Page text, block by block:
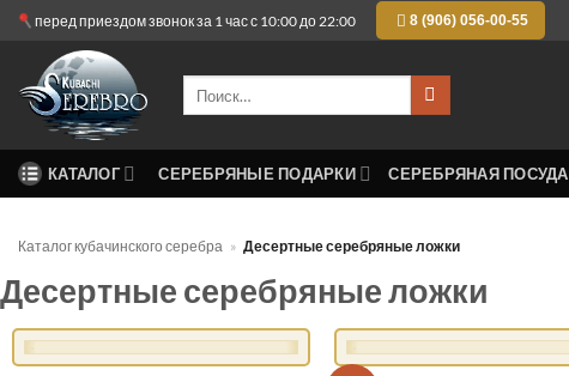
Skip
content
перед приездом звонок за 1 час с 10:00 до 22:00 8 (906) 056-00-55
Искать:
КАТАЛОГ СЕРЕБРЯНЫЕ ПОДАРКИ СЕРЕБРЯНАЯ ПОСУДА
Каталог кубачинского серебра » Десертные серебряные ложки
Десертные серебряные ложки
+ +